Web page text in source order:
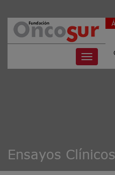
Toggle
navigation
Ensayos Clínicos